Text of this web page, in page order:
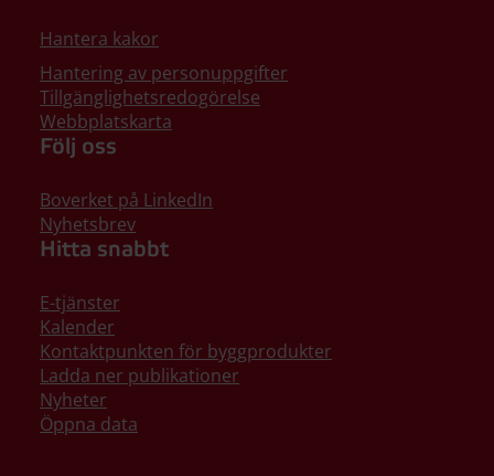
Hantera kakor
Hantering av personuppgifter
Tillgänglighetsredogörelse
Webbplatskarta
Följ oss
Boverket på LinkedIn
Nyhetsbrev
Hitta snabbt
E-tjänster
Kalender
Kontaktpunkten för byggprodukter
Ladda ner publikationer
Nyheter
Öppna data